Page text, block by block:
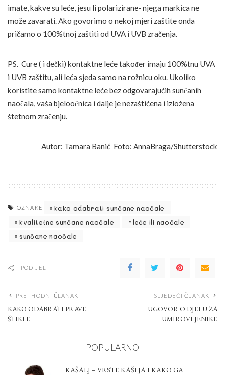
imate, kakve su leće, jesu li polarizirane- njega markica ne
može zavarati. Ako govorimo o nekoj mjeri zaštite onda
pričamo o 100%tnoj zaštiti od UVA i UVB zračenja.
PS. Cure ( i dečki) kontaktne leće također imaju 100%tnu UVA
i UVB zaštitu, ali leća sjeda samo na rožnicu oku. Ukoliko
koristite samo kontaktne leće bez odgovarajućih sunčanih
naočala, vaša bjeloočnica i dalje je nezaštićena i izložena
štetnom zračenju.
Autor: Tamara Banić Foto: AnnaBraga/Shutterstock
OZNAKE
kako odabrati sunčane naočale
kvalitetne sunčane naočale
leće ili naočale
sunčane naočale
PODIJELI
PRETHODNI ČLANAK
KAKO ODABRATI PRAVE
ŠTIKLE
SLJEDEĆI ČLANAK
UGOVOR O DJELU ZA
UMIROVLJENIKE
POPULARNO
KAŠALJ – VRSTE KAŠLJA I KAKO GA